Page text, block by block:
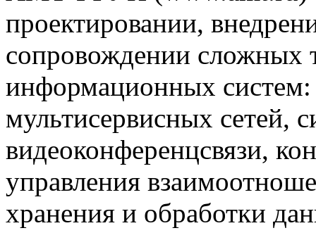
проектировании,
сопровождении сложных
информационных
мультисервисных сетей,
видеоконференцсвязи,
управления
хранения и обработки